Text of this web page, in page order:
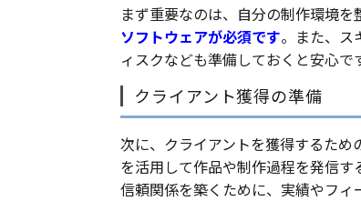
まず重要なのは、自分の制作環境を
ソフトウェアが必須です。また、ス
ィスクなども準備しておくと安心で
クライアント獲得の準備
次に、クライアントを獲得するた
を活用して作品や制作過程を発信
信頼関係を築くために、実績やフィ